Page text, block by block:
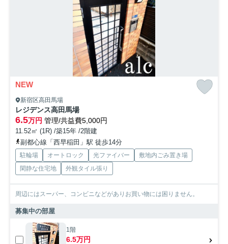
NEW
新宿区高田馬場
レジデンス高田馬場
6.5万円 管理/共益費5,000円
11.52㎡ (1R) /築15年 /2階建
副都心線「西早稲田」駅 徒歩14分
駐輪場 オートロック 光ファイバー
敷地内ごみ置き場
閑静な住宅地
外観タイル張り
周辺にはスーパー、コンビニなどがありお買い物には困りません。
募集中の部屋
1階
6.5万円